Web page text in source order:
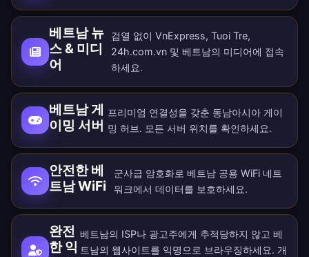
베트남 뉴
스 & 미디
어
검열 없이 VnExpress, Tuoi Tre,
24h.com.vn 및 베트남의 미디어에 접속
하세요.
베트남 게
이밍 서버
프리미엄 연결성을 갖춘 동남아시아 게이
밍 허브. 모든 서버 위치를 확인하세요.
안전한 베
트남 WiFi
군사급 암호화로 베트남 공용 WiFi 네트
워크에서 데이터를 보호하세요.
완전
한 익
베트남의 ISP나 광고주에게 추적당하지 않고 베
트남의 웹사이트를 익명으로 브라우징하세요. 개